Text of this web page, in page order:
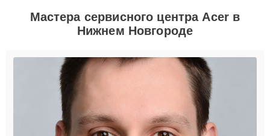
Мастера сервисного центра Acer в
Нижнем Новгороде